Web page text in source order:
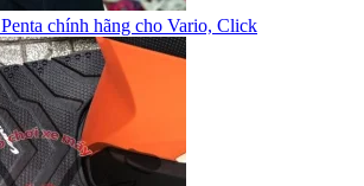
chính hãng cho Vario, Click